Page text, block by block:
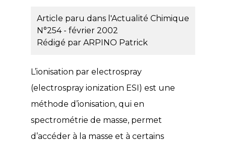
Article paru dans l'Actualité Chimique
N°254 - février 2002
Rédigé par ARPINO Patrick
L’ionisation par electrospray
(electrospray ionization ESI) est une
méthode d’ionisation, qui en
spectrométrie de masse, permet
d’accéder à la masse et à certains